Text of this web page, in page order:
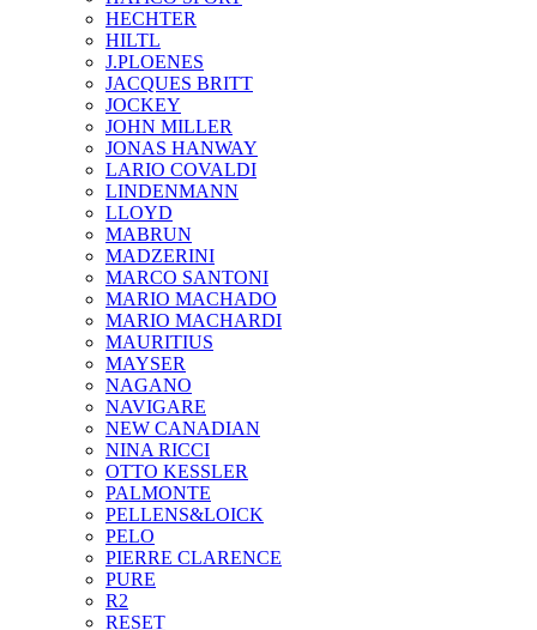
HECHTER
HILTL
J.PLOENES
JAСQUES BRITT
JOCKEY
JOHN MILLER
JONAS HANWAY
LARIO COVALDI
LINDENMANN
LLOYD
MABRUN
MADZERINI
MARCO SANTONI
MARIO MACHADO
MARIO MACHARDI
MAURITIUS
MAYSER
NAGANO
NAVIGARE
NEW CANADIAN
NINA RICCI
OTTO KESSLER
PALMONTE
PELLENS&LOICK
PELO
PIERRE CLARENCE
PURE
R2
RESET